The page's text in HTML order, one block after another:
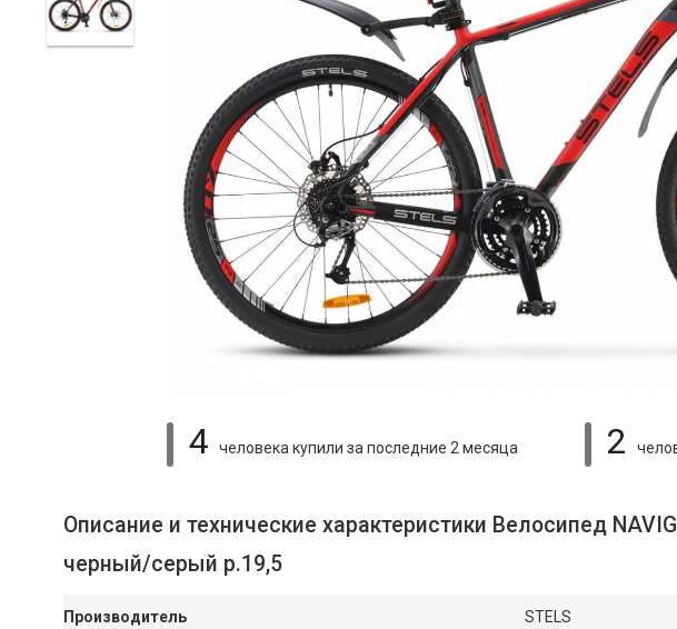
4 человека купили за последние 2 месяца 2
Описание и технические характеристики Велосипед
черный/серый р.19,5
Производитель STELS